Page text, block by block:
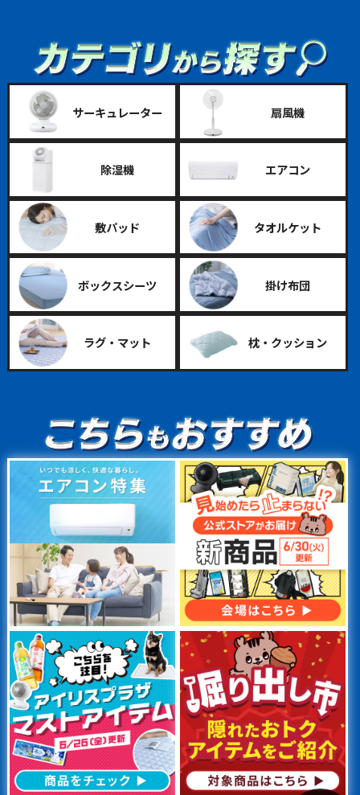
サーキュレーター 扇風機
除湿機 エアコン
敷パッド タオルケット
ボックスシーツ 掛け布団
ラグ・マット 枕・クッション